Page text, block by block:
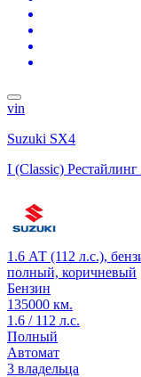
vin
Suzuki SX4
I (Classic) Рестайлинг
1.6 АТ (112 л.с.),
полный, коричневый
Бензин
135000 км.
1.6 / 112 л.с.
Полный
Автомат
3 владельца